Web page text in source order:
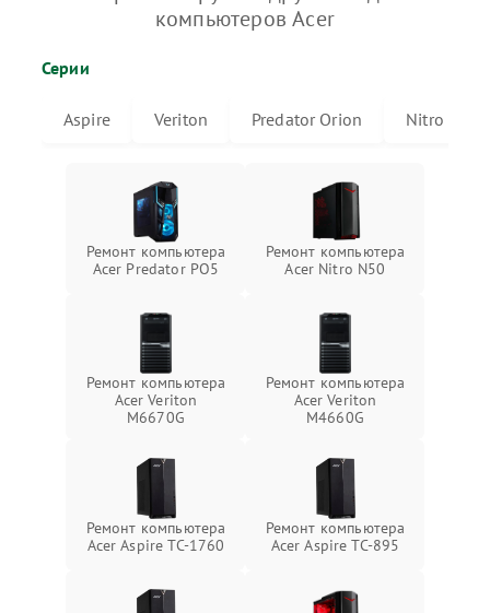
компьютеров Acer
Серии
Aspire Veriton Predator Orion Nitro
Ремонт компьютера
Acer Predator PO5
Ремонт компьютера
Acer Nitro N50
Ремонт компьютера
Acer Veriton
M6670G
Ремонт компьютера
Acer Veriton
M4660G
Ремонт компьютера
Acer Aspire TC-1760
Ремонт компьютера
Acer Aspire TC-895